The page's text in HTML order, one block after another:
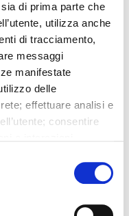
di prima parte che
utilizza anche
di tracciamento,
messaggi
manifestate
delle
effettuare analisi e
consentire
di tutti i cookie non
analitici e
essere revocato in